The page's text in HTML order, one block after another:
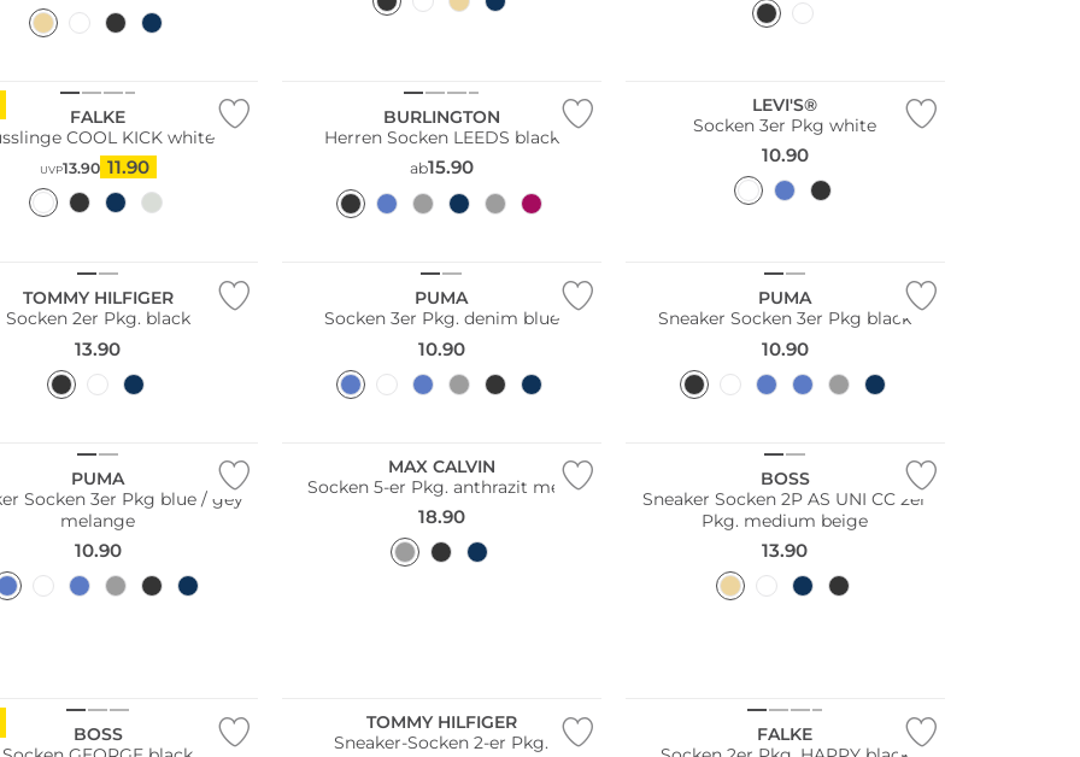
FALKE
COOL KICK white
UVP13.90 11.90
BURLINGTON
Herren Socken LEEDS black
ab15.90
LEVI'S®
Socken 3er Pkg white
10.90
TOMMY HILFIGER
Socken 2er Pkg. black
13.90
PUMA
Socken 3er Pkg. denim blue
10.90
PUMA
Sneaker Socken 3er Pkg black
10.90
PUMA
Socken 3er Pkg blue / gey
melange
10.90
Multi Pack
MAX CALVIN
Socken 5-er Pkg. anthrazit mele
18.90
BOSS
Sneaker Socken 2P AS UNI CC 2er
Pkg. medium beige
13.90
BOSS
TOMMY HILFIGER
Sneaker-Socken 2-er Pkg.
FALKE